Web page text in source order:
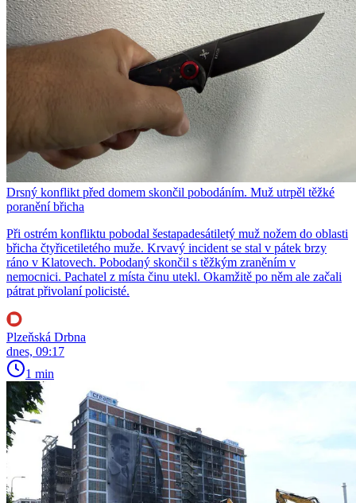
Drsný konflikt před domem skončil pobodáním. Muž utrpěl těžké
poranění břicha
Při ostrém konfliktu pobodal šestapadesátiletý muž nožem do oblasti
břicha čtyřicetiletého muže. Krvavý incident se stal v pátek brzy
ráno v Klatovech. Pobodaný skončil s těžkým zraněním v
nemocnici. Pachatel z místa činu utekl. Okamžitě po něm ale začali
pátrat přivolaní policisté.
Plzeňská Drbna
dnes, 09:17
1 min